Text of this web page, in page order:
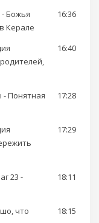
- Божья
Керале
16:36
16:40
- Понятная
17:28
17:29
23 -
18:11
что
18:15